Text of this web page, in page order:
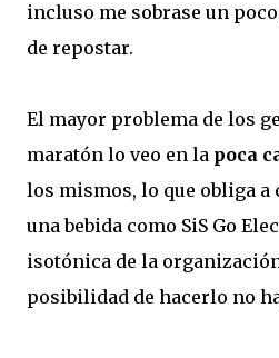
incluso me sobrase un
de repostar.
El mayor problema de los
maratón lo veo en la poca
los mismos, lo que obliga
una bebida como SiS Go
isotónica de la
posibilidad de hacerlo no